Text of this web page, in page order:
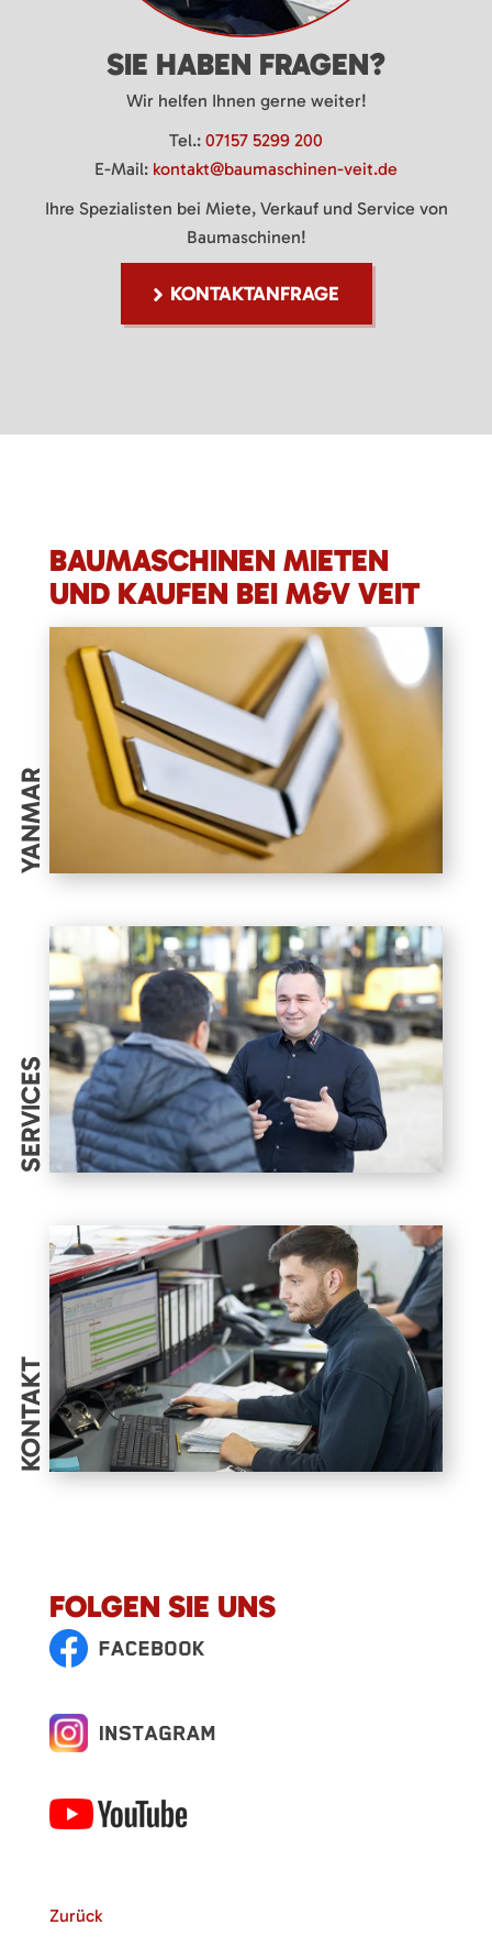
SIE HABEN FRAGEN?
Wir helfen Ihnen gerne weiter!
Tel.: 07157 5299 200
E-Mail: kontakt@baumaschinen-veit.de
Ihre Spezialisten bei Miete, Verkauf und Service von
Baumaschinen!
KONTAKTANFRAGE
BAUMASCHINEN MIETEN
UND KAUFEN BEI M&V VEIT
YANMAR
SERVICES
KONTAKT
FOLGEN SIE UNS
Zurück